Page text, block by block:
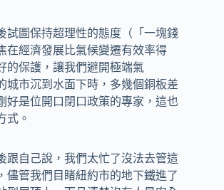
試圖保持超理性的態度（「一塊錢
在經濟發展比氣候變遷有效率得
的保護，讓我們避開極端氣
城市沉到水面下時，多幾個銅板差
好是位開口閉口政策的專家，這也
式。
跟自己說，我們太忙了沒法去管這
儘管我們目睹紐約市的地下鐵進了